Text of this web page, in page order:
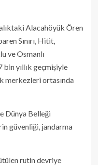
Alacahöyük Ören
Sınırı, Hitit,
ve Osmanlı
bin yıllık geçmişiyle
merkezleri ortasında
Dünya Belleği
güvenliği, jandarma
rutin devriye